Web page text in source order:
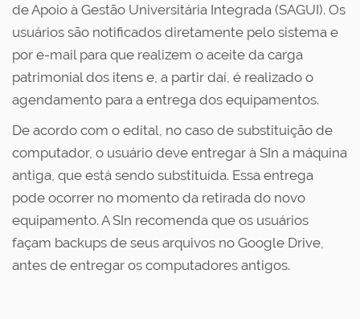
de Apoio à Gestão Universitária Integrada (SAGUI). Os
usuários são notificados diretamente pelo sistema e
por e-mail para que realizem o aceite da carga
patrimonial dos itens e, a partir daí, é realizado o
agendamento para a entrega dos equipamentos.
De acordo com o edital, no caso de substituição de
computador, o usuário deve entregar à SIn a máquina
antiga, que está sendo substituída. Essa entrega
pode ocorrer no momento da retirada do novo
equipamento. A SIn recomenda que os usuários
façam backups de seus arquivos no Google Drive,
antes de entregar os computadores antigos.